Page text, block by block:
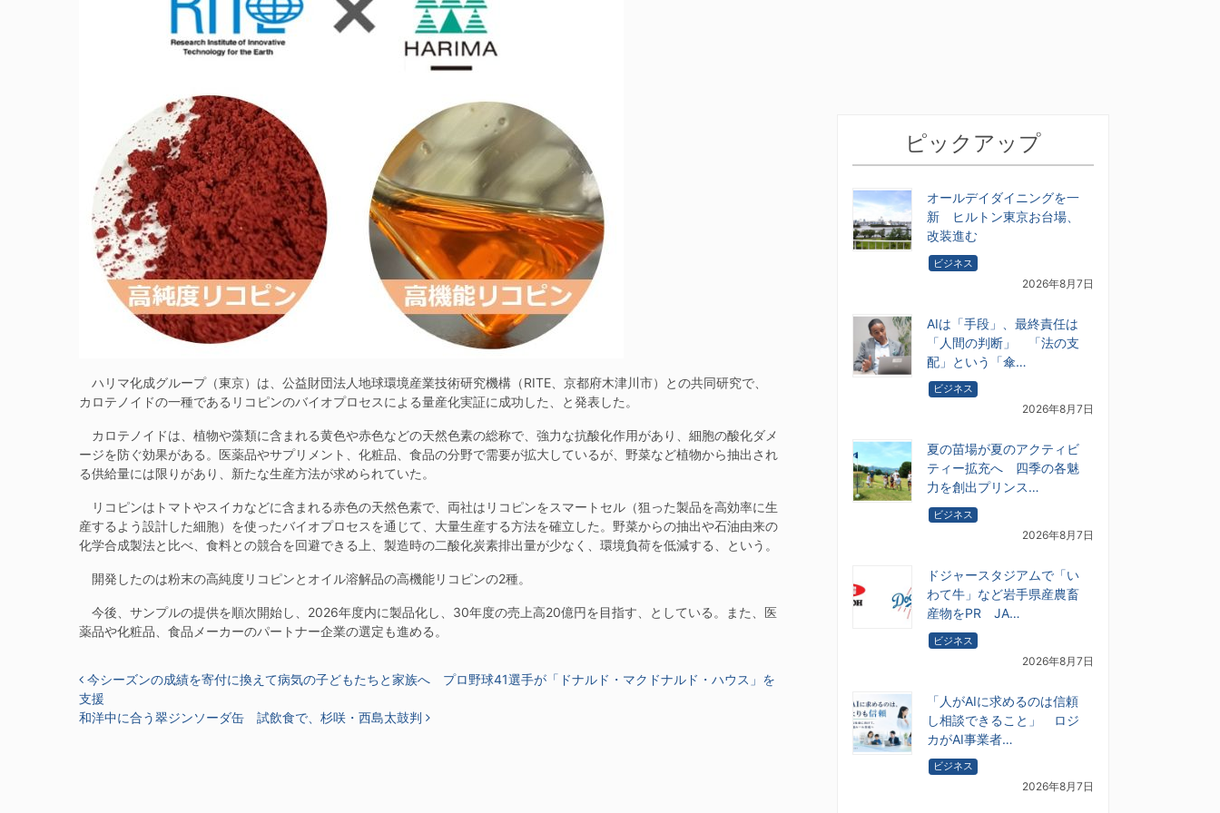
ハリマ化成グループ（東京）は、公益財団法人地球環境産業技術研究機構（RITE、京都府木津川市）との共同研究で、
カロテノイドの一種であるリコピンのバイオプロセスによる量産化実証に成功した、と発表した。
カロテノイドは、植物や藻類に含まれる黄色や赤色などの天然色素の総称で、強力な抗酸化作用があり、細胞の酸化ダメ
ージを防ぐ効果がある。医薬品やサプリメント、化粧品、食品の分野で需要が拡大しているが、野菜など植物から抽出され
る供給量には限りがあり、新たな生産方法が求められていた。
リコピンはトマトやスイカなどに含まれる赤色の天然色素で、両社はリコピンをスマートセル（狙った製品を高効率に生
産するよう設計した細胞）を使ったバイオプロセスを通じて、大量生産する方法を確立した。野菜からの抽出や石油由来の
化学合成製法と比べ、食料との競合を回避できる上、製造時の二酸化炭素排出量が少なく、環境負荷を低減する、という。
開発したのは粉末の高純度リコピンとオイル溶解品の高機能リコピンの2種。
今後、サンプルの提供を順次開始し、2026年度内に製品化し、30年度の売上高20億円を目指す、としている。また、医
薬品や化粧品、食品メーカーのパートナー企業の選定も進める。
投稿ナビゲーション
今シーズンの成績を寄付に換えて病気の子どもたちと家族へ プロ野球41選手が「ドナルド・マクドナルド・ハウス」を
支援
和洋中に合う翠ジンソーダ缶 試飲食で、杉咲・西島太鼓判
ピックアップ
オールデイダイニングを一
新 ヒルトン東京お台場、
改装進む
ビジネス
2026年8月7日
AIは「手段」、最終責任は
「人間の判断」 「法の支
配」という「傘…
ビジネス
2026年8月7日
夏の苗場が夏のアクティビ
ティー拡充へ 四季の各魅
力を創出プリンス…
ビジネス
2026年8月7日
ドジャースタジアムで「い
わて牛」など岩手県産農畜
産物をPR JA…
ビジネス
2026年8月7日
「人がAIに求めるのは信頼
し相談できること」 ロジ
カがAI事業者…
ビジネス
2026年8月7日